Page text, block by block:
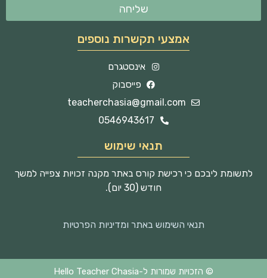
שליחה
אמצעי תקשרות נוספים
אינסטגרם
פייסבוק
teacherchasia@gmail.com
0546943617
תנאי שימוש
לתשומת ליבכם כי רכישת קורס באתר מקנה זכויות צפייה למשך
חודש (30 יום).
תנאי השימוש באתר ומדיניות הפרטיות
© הזכויות שמורות ל-Hello Teacher Chasia